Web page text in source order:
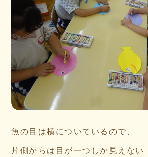
魚の目は横についているので、
片側からは目が一つしか見えない